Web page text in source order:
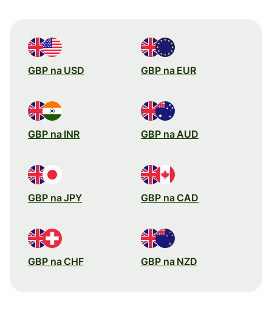
GBP na USD GBP na EUR
GBP na INR GBP na AUD
GBP na JPY GBP na CAD
GBP na CHF GBP na NZD